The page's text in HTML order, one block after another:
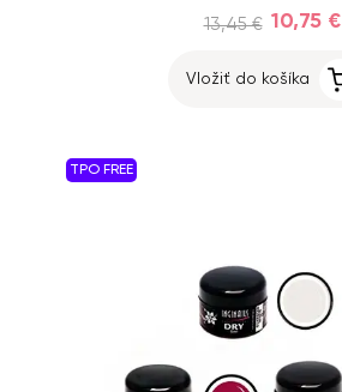
13,45 € 10,75 €
Vložiť do košíka
TPO FREE